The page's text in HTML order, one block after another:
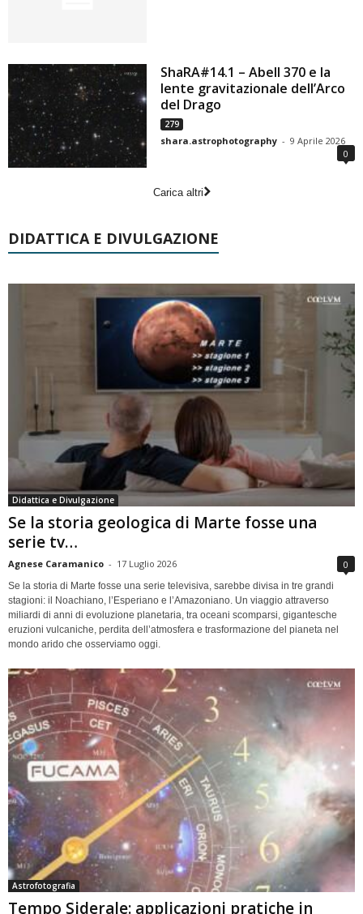
ShaRA#14.1 – Abell 370 e la
lente gravitazionale dell’Arco
del Drago
279
shara.astrophotography - 9 Aprile 2026
0
Carica altri
DIDATTICA E DIVULGAZIONE
Didattica e Divulgazione
Se la storia geologica di Marte fosse una
serie tv…
Agnese Caramanico - 17 Luglio 2026 0
Se la storia di Marte fosse una serie televisiva, sarebbe divisa in tre grandi
stagioni: il Noachiano, l’Esperiano e l’Amazoniano. Un viaggio attraverso
miliardi di anni di evoluzione planetaria, tra oceani scomparsi, gigantesche
eruzioni vulcaniche, perdita dell’atmosfera e trasformazione del pianeta nel
mondo arido che osserviamo oggi.
Astrofotografia
Tempo Siderale: applicazioni pratiche in